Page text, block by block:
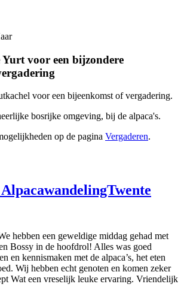
voor een bijzondere
voor een bijeenkomst of vergadering.
bosrijke omgeving, bij de alpaca's.
op de pagina Vergaderen.
hebben een geweldige middag gehad met
Bossy in de hoofdrol! Alles was goed
en kennismaken met de alpaca’s, het eten
Wij hebben echt genoten en komen zeker
Wat een vreselijk leuke ervaring. Vriendelijk